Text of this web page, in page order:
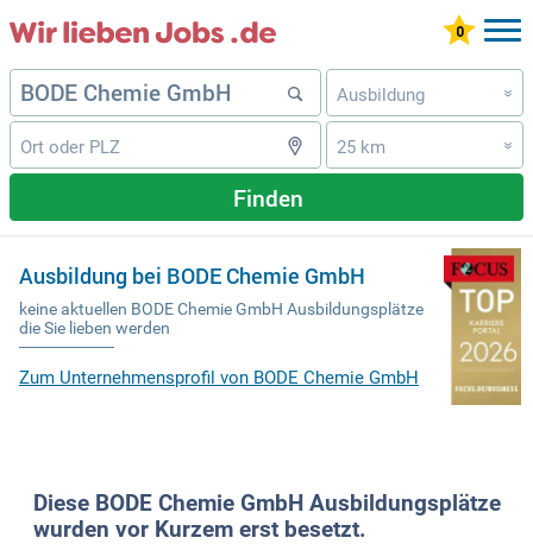
Ausbildung »
25 km »
Finden
Ausbildung bei BODE Chemie GmbH
keine aktuellen BODE Chemie GmbH Ausbildungsplätze
die Sie lieben werden
Zum Unternehmensprofil von BODE Chemie GmbH
Diese BODE Chemie GmbH Ausbildungsplätze
wurden vor Kurzem erst besetzt.